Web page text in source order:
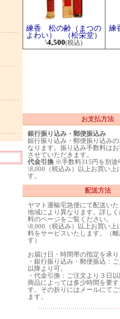
練香 松の齢（まつの
よわい） （松栄堂）
\4,500(税込)
練
お支払方法
銀行振り込み・郵便振込み
銀行振り込み・郵便振り込み
なります。振り込み手数料は
させていただきます。
代金引換※手数料315円を別途
\8,000（税込み）以上お買い上
す。
配送方法
ヤマト運輸宅急便にて配送い
地域により異なります。詳し
料のページをご覧ください。
\8,000（税込み）以上お買い上
料をサービスいたします。（
す）
お届け日・時間帯の指定を承
・銀行振り込み・郵便振込：
以降より可。
・代金引換：ご注文より３日
商品によっては多少時間を要
す。その折りにはメールにて
ます。